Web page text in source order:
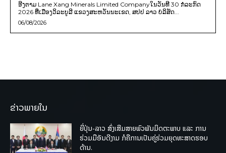
ອີງຕາມ Lane Xang Minerals Limited Companyໃນວັນທີ 30 ກໍລະກົດ
2026 ທີ່ເມືອງວິລະບູລີ ແຂວງສະຫວັນນະເຂດ, ສປປ ລາວ ບໍລິສັດ...
06/08/2026
ຂ່າວພາຍໃນ
ຍີ່ປຸ່ນ-ລາວ ສົ່ງເສີມສາຍພົວພັນມິດຕະພາບ ແລະ ການ
ຮ່ວມມືອັນດີງາມ ກໍຄືການເປັນຄູ່ຮ່ວມຍຸດທະສາດຮອບ
ດ້ານ.